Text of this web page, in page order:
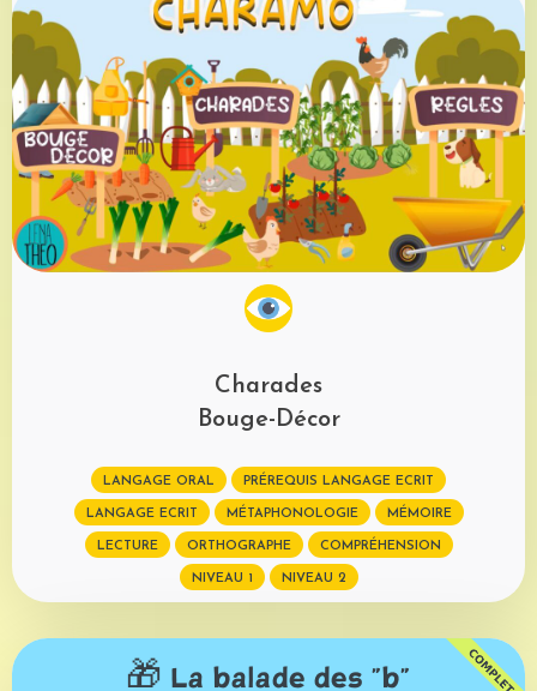
Charades
Bouge-Décor
LANGAGE ORAL PRÉREQUIS LANGAGE ECRIT
LANGAGE ECRIT MÉTAPHONOLOGIE MÉMOIRE
LECTURE ORTHOGRAPHE COMPRÉHENSION
NIVEAU 1 NIVEAU 2
🎁 La balade des "b"